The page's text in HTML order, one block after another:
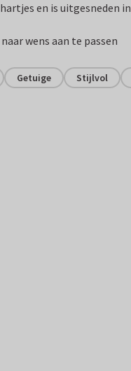
en is uitgesneden
wens aan te passen
Getuige Stijlvol